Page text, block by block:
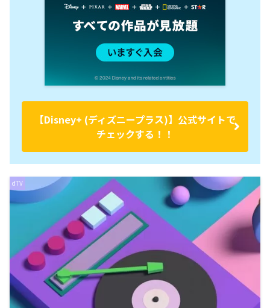
【Disney+ (ディズニープラス)】公式サイトで
チェックする！！
dTV